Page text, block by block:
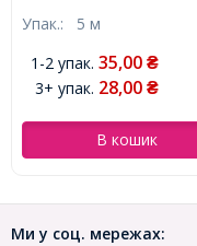
2мм, (УТ100009944)
Упак.: 5 м
1-2 упак. 35,00 ₴
3+ упак. 28,00 ₴
В кошик
Ми у соц. мережах: